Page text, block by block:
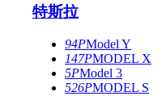
特斯拉
94PModel Y
147PMODEL X
5PModel 3
526PMODEL S